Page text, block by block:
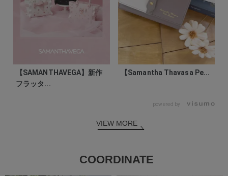
【SAMANTHAVEGA】新作
フラッタ...
【Samantha Thavasa Pe...
powered by
VIEW MORE
COORDINATE